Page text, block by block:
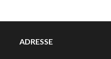
ADRESSE